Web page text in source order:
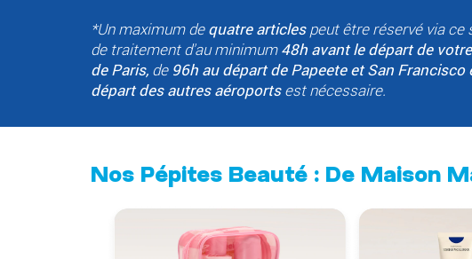
*Un maximum dequatre articlespeut être réservé via ce
de traitement d'au minimum48h avant le départ de
de Paris, de96h au départ de Papeete et San Francisco
départ des autres aéroportsest nécessaire.
Nos Pépites Beauté : De Maison